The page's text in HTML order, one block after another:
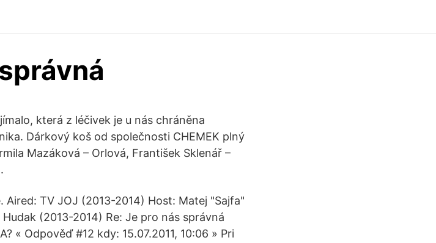
která z léčivek je u nás chráněna
Dárkový koš od společnosti CHEMEK plný
Mazáková – Orlová, František Sklenář –
TV JOJ (2013-2014) Host: Matej "Sajfa"
(2013-2014) Re: Je pro nás správná
« Odpověď #12 kdy: 15.07.2011, 10:06 » Pri